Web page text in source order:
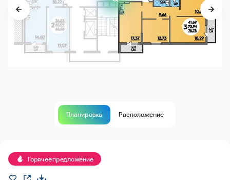
Планировка Расположение
Горячее предложение